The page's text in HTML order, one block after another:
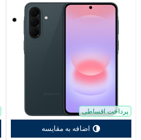
پرداخت اقساطی
اضافه به مقایسه
مشکی